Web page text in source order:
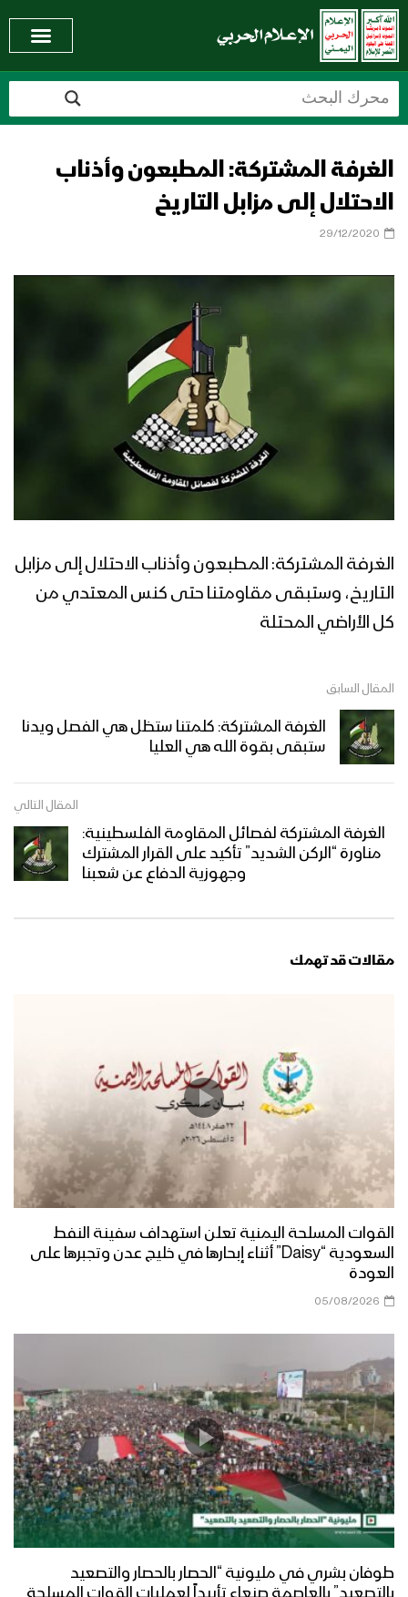
الغرفة المشتركة: المطبعون وأذناب
الاحتلال إلى مزابل التاريخ
29/12/2020
الغرفة المشتركة: المطبعون وأذناب الاحتلال إلى مزابل
التاريخ، وستبقى مقاومتنا حتى كنس المعتدي من
كل الأراضي المحتلة
المقال السابق
الغرفة المشتركة: كلمتنا ستظل هي الفصل ويدنا
ستبقى بقوة الله هي العليا
المقال التالي
الغرفة المشتركة لفصائل المقاومة الفلسطينية:
مناورة “الركن الشديد” تأكيد على القرار المشترك
وجهوزية الدفاع عن شعبنا
مقالات قد تهمك
القوات المسلحة اليمنية تعلن استهداف سفينة النفط
السعودية “Daisy” أثناء إبحارها في خليج عدن وتجبرها على
العودة
05/08/2026
طوفان بشري في مليونية “الحصار بالحصار والتصعيد
بالتصعيد” بالعاصمة صنعاء تأييداً لعمليات القوات المسلحة